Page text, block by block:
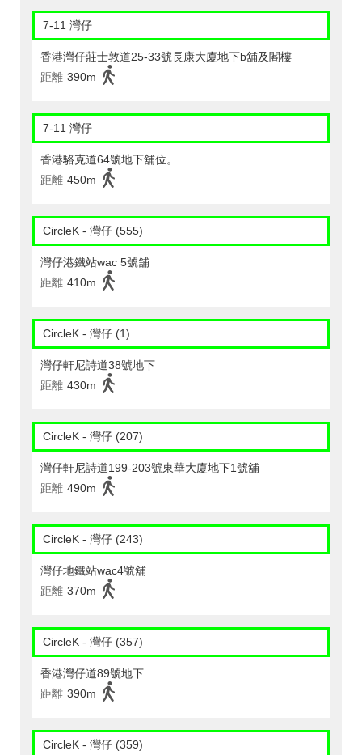
7-11 灣仔
香港灣仔莊士敦道25-33號長康大廈地下b舖及閣樓
距離 390m
7-11 灣仔
香港駱克道64號地下舖位。
距離 450m
CircleK - 灣仔 (555)
灣仔港鐵站wac 5號舖
距離 410m
CircleK - 灣仔 (1)
灣仔軒尼詩道38號地下
距離 430m
CircleK - 灣仔 (207)
灣仔軒尼詩道199-203號東華大廈地下1號舖
距離 490m
CircleK - 灣仔 (243)
灣仔地鐵站wac4號舖
距離 370m
CircleK - 灣仔 (357)
香港灣仔道89號地下
距離 390m
CircleK - 灣仔 (359)